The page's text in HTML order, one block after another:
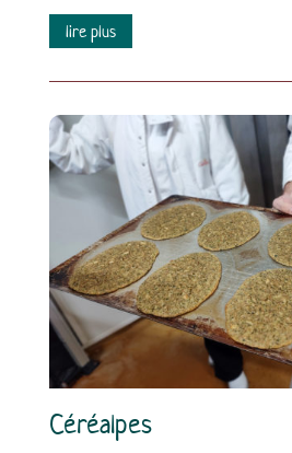
lire plus
Céréalpes